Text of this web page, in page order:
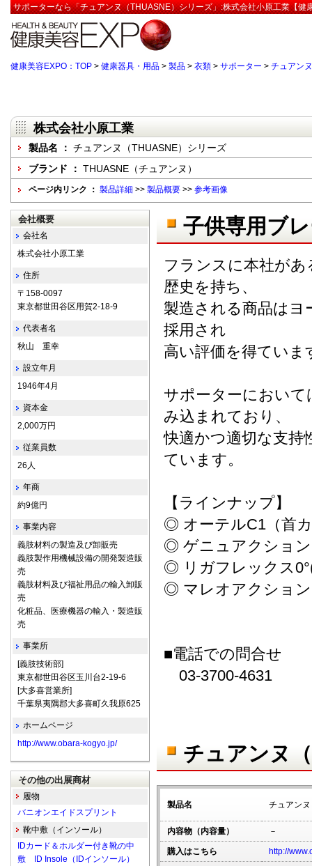
サポーターなら「チュアンヌ（THUASNE）シリーズ」:株式会社小原工業【健
健康美容EXPO：TOP > 健康器具・用品 > 製品 > 衣類 > サポーター > チュアン
株式会社小原工業
製品名 ： チュアンヌ（THUASNE）シリーズ
ブランド ： THUASNE（チュアンヌ）
ページ内リンク ： 製品詳細 >> 製品概要 >> 参考画像
子供専用ブ
フランスに本社が
歴史を持ち、
製造される商品は
採用され
高い評価を得ていま
サポーターにおいて
み込まれており、
快適かつ適切な支持
ています。
【ラインナップ】
◎ オーテルC1（首
◎ ゲニュアクショ
◎ リガフレックス
◎ マレオアクショ
■電話での問合せ
03-3700-4631
チュアンヌ
製品名 チュアン
内容物（内容量） －
購入はこちら http://
会社概要
会社名
株式会社小原工業
住所
〒158-0097
東京都世田谷区用賀2-18-9
代表者名
秋山 重幸
設立年月
1946年4月
資本金
2,000万円
従業員数
26人
年商
約9億円
事業内容
義肢材料の製造及び卸販売
義肢製作用機械設備の開発製造販
売
義肢材料及び福祉用品の輸入卸販
売
化粧品、医療機器の輸入・製造販
売
事業所
[義肢技術部]
東京都世田谷区玉川台2-19-6
[大多喜営業所]
千葉県夷隅郡大多喜町久我原625
ホームページ
http://www.obara-kogyo.jp/
その他の出展商材
履物
バニオンエイドスプリント
靴中敷（インソール）
IDカード＆ホルダー付き靴の中
敷 ID Insole（IDインソール）